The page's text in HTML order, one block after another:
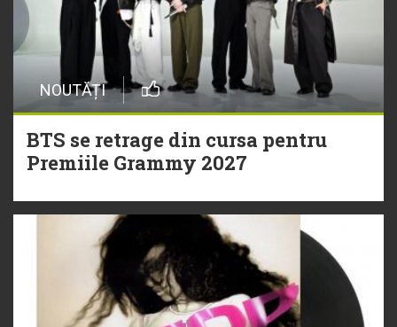
NOUTĂȚI
BTS se retrage din cursa pentru
Premiile Grammy 2027